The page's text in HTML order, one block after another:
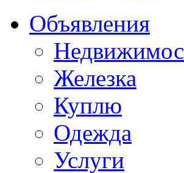
Объявления
Железка
Куплю
Одежда
Услуги